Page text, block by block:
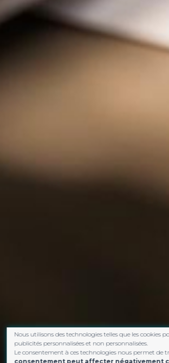
Nous utilisons des technologies telles que les cookies
publicités personnalisées et non personnalisées.
Le consentement à ces technologies nous permet de
consentement peut affecter négativement